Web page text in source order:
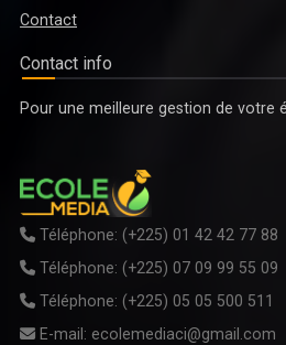
Contact
Contact info
Pour une meilleure gestion de votre
Téléphone: (+225) 01 42 42 77 88
Téléphone: (+225) 07 09 99 55 09
Téléphone: (+225) 05 05 500 511
E-mail: ecolemediaci@gmail.com